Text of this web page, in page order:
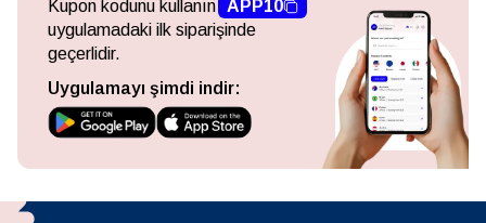
Kupon kodunu kullanın APP10
uygulamadaki ilk siparişinde
geçerlidir.
Uygulamayı şimdi indir: